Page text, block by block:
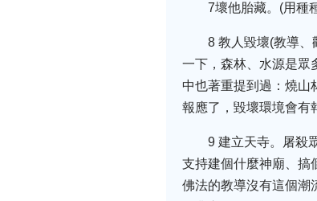
7壞他胎藏。(用種
8 教人毀壞(教導
一下，森林、水源是眾
中也著重提到過：燒山
報應了，毀壞環境會有
9 建立天寺。屠殺
支持建個什麼神廟、搞
佛法的教導沒有這個潮